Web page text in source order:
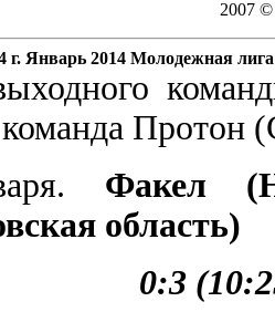
2007
г. Январь 2014 Молодежная лига
команда Протон
Факел
область)
0:3